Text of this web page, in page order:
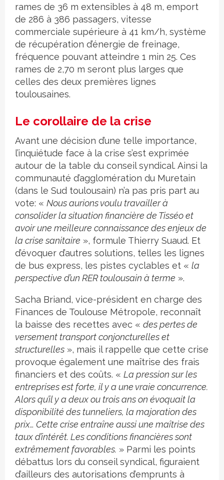
rames de 36 m extensibles à 48 m, emport
de 286 à 386 passagers, vitesse
commerciale supérieure à 41 km/h, système
de récupération d’énergie de freinage,
fréquence pouvant atteindre 1 min 25. Ces
rames de 2,70 m seront plus larges que
celles des deux premières lignes
toulousaines.
Le corollaire de la crise
Avant une décision d’une telle importance,
l’inquiétude face à la crise s’est exprimée
autour de la table du conseil syndical. Ainsi la
communauté d’agglomération du Muretain
(dans le Sud toulousain) n’a pas pris part au
vote: « Nous aurions voulu travailler à
consolider la situation financière de Tisséo et
avoir une meilleure connaissance des enjeux de
la crise sanitaire », formule Thierry Suaud. Et
d’évoquer d’autres solutions, telles les lignes
de bus express, les pistes cyclables et « la
perspective d’un RER toulousain à terme ».
Sacha Briand, vice-président en charge des
Finances de Toulouse Métropole, reconnaît
la baisse des recettes avec « des pertes de
versement transport conjoncturelles et
structurelles », mais il rappelle que cette crise
provoque également une maîtrise des frais
financiers et des coûts. « La pression sur les
entreprises est forte, il y a une vraie concurrence.
Alors qu’il y a deux ou trois ans on évoquait la
disponibilité des tunneliers, la majoration des
prix… Cette crise entraîne aussi une maîtrise des
taux d’intérêt. Les conditions financières sont
extrêmement favorables. » Parmi les points
débattus lors du conseil syndical, figuraient
d’ailleurs des autorisations d’emprunts à